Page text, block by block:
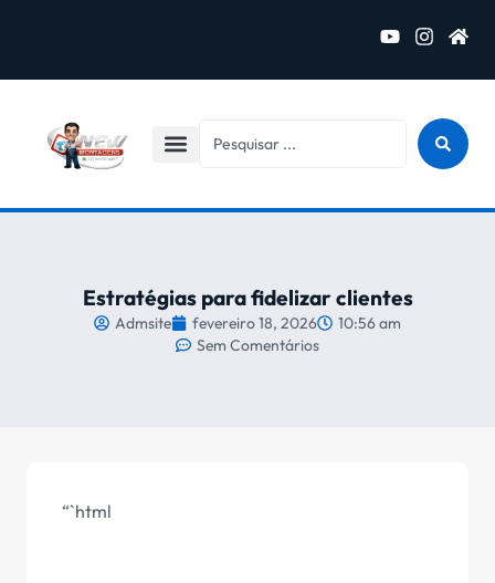
Estratégias para fidelizar clientes
Admsite fevereiro 18, 2026
10:56 am
Sem Comentários
“`html